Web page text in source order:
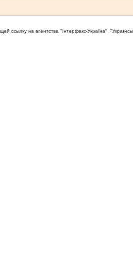
ссылку на агентства "Iнтерфакс-Україна",